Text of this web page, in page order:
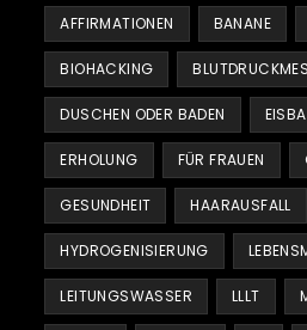
AFFIRMATIONEN BANANE
BIOHACKING
DUSCHEN ODER BADEN
ERHOLUNG FÜR FRAUEN
GESUNDHEIT HAARAUSFALL
HYDROGENISIERUNG
LEITUNGSWASSER LLLT